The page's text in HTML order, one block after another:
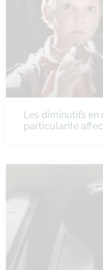
Les diminutifs en
particularité